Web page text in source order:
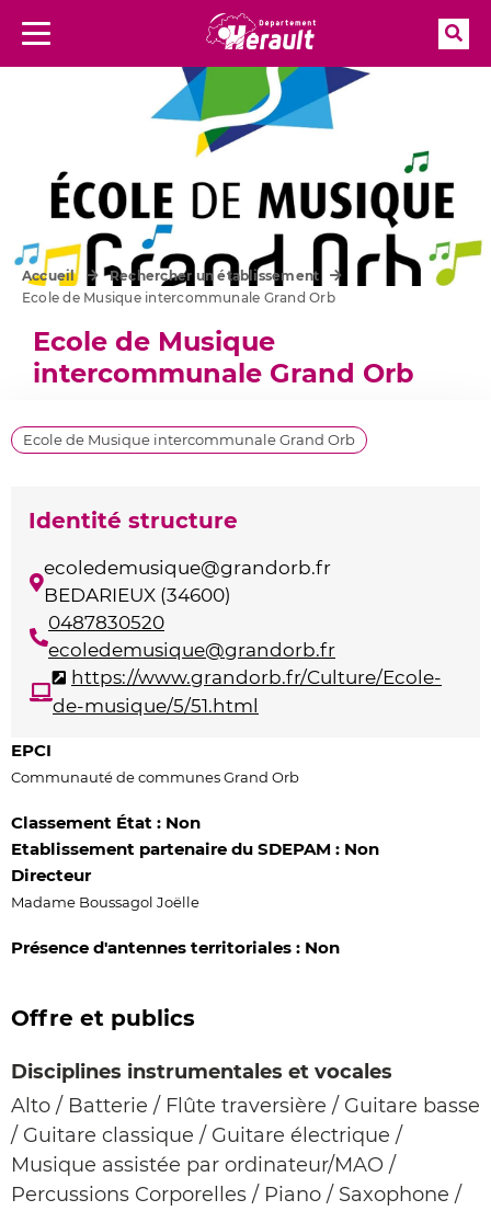
Menu
Ecole de Musique
intercommunale Grand Orb
Accueil
Rechercher un établissement
Ecole de Musique intercommunale Grand Orb
Ecole de Musique intercommunale Grand Orb
Identité structure
ecoledemusique@grandorb.fr
BEDARIEUX (34600)
0487830520
ecoledemusique@grandorb.fr
https://www.grandorb.fr/Culture/Ecole-
de-musique/5/51.html
EPCI
Communauté de communes Grand Orb
Classement État : Non
Etablissement partenaire du SDEPAM : Non
Directeur
Madame Boussagol Joëlle
Présence d'antennes territoriales : Non
Offre et publics
Disciplines instrumentales et vocales
Alto / Batterie / Flûte traversière / Guitare basse
/ Guitare classique / Guitare électrique /
Musique assistée par ordinateur/MAO /
Percussions Corporelles / Piano / Saxophone /